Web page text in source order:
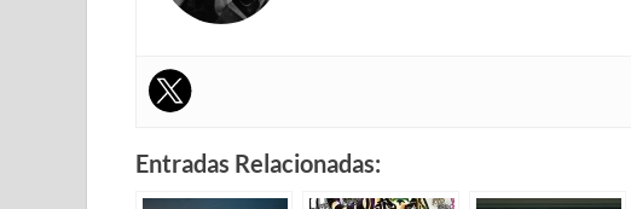
Entradas Relacionadas: